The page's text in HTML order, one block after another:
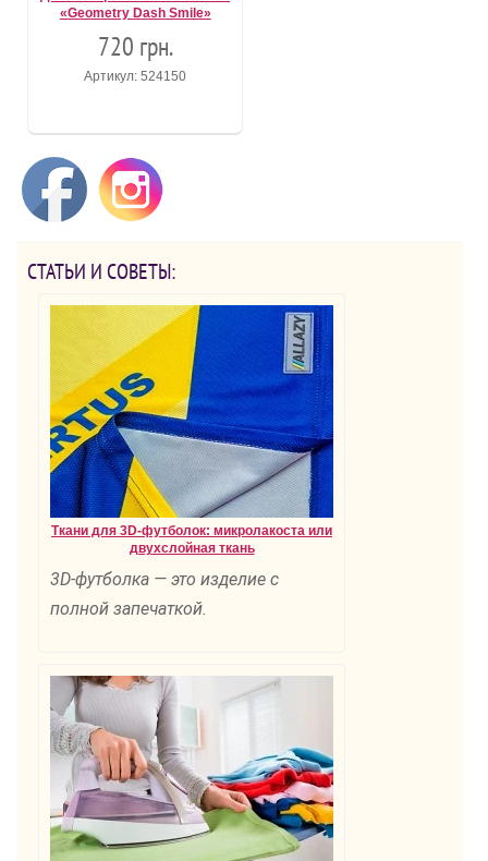
«Geometry Dash Smile»
720 грн.
Артикул: 524150
СТАТЬИ И СОВЕТЫ:
Ткани для 3D-футболок: микролакоста или
двухслойная ткань
3D-футболка — это изделие с
полной запечаткой.